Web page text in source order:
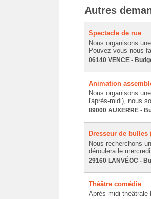
Autres
Spectacle de rue
Nous organisons
Pouvez vous nous
06140 VENCE -
Animation
Nous organisons
l'après-midi), nous
89000 AUXERRE -
Dresseur de bulles
Nous recherchons
déroulera le
29160 LANVÉOC -
Théâtre comédie
Après-midi théâtrale